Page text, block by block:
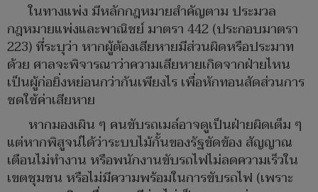
ในทางแพ่ง มีหลักกฎหมายสำคัญตาม ประมวล
กฎหมายแพ่งและพาณิชย์ มาตรา 442 (ประกอบมาตรา
223) ที่ระบุว่า หากผู้ต้องเสียหายมีส่วนผิดหรือประมาท
ด้วย ศาลจะพิจารณาว่าความเสียหายเกิดจากฝ่ายไหน
เป็นผู้ก่อยิ่งหย่อนกว่ากันเพียงไร เพื่อหักทอนสัดส่วนการ
ชดใช้ค่าเสียหาย
หากมองเผิน ๆ คนขับรถเมล์อาจดูเป็นฝ่ายผิดเต็ม ๆ
แต่หากพิสูจน์ได้ว่าระบบไม้กั้นของรัฐขัดข้อง สัญญาณ
เตือนไม่ทำงาน หรือพนักงานขับรถไฟไม่ลดความเร็วใน
เขตชุมชน หรือไม่มีความพร้อมในการขับรถไฟ (เพราะ